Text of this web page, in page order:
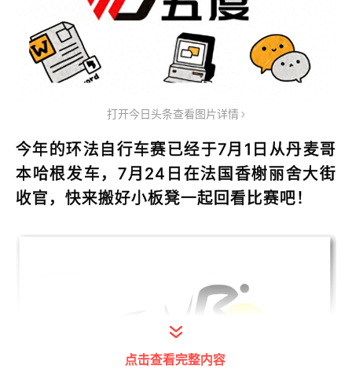
打开今日头条查看图片详情
今年的环法自行车赛已经于7月1日从丹麦哥
本哈根发车，7月24日在法国香榭丽舍大街
收官，快来搬好小板凳一起回看比赛吧！
点击查看完整内容